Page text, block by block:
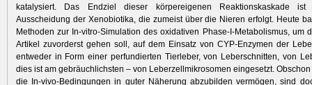
katalysiert. Das Endziel dieser körpereigenen Reaktions­kaskade
Ausscheidung der Xenobiotika, die zumeist über die Nieren erfolgt. Heute
Methoden zur In-vitro-Simulation des oxidativen Phase-I-Metabolismus, um
Artikel zuvorderst gehen soll, auf dem Einsatz von CYP-Enzymen der
entweder in Form einer perfundierten Tierleber, von Leberschnitten, von
dies ist am gebräuchlichsten – von Leberzellmikrosomen eingesetzt.
die In-vivo-Bedingungen in guter Näherung abzubilden vermögen, sind